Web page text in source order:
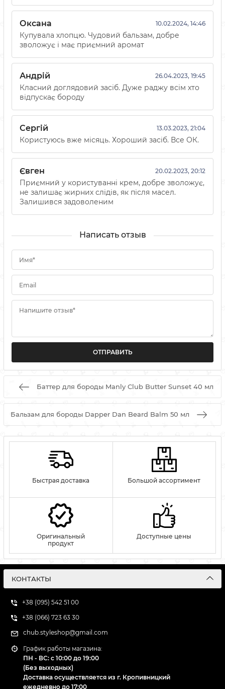
Оксана 10.02.2024, 14:46
Купувала хлопцю. Чудовий бальзам, добре
зволожує і має приємний аромат
Андрій 26.04.2023, 19:45
Класний доглядовий засіб. Дуже раджу всім хто
відпускає бороду
Сергій 13.03.2023, 21:04
Користуюсь вже місяць. Хороший засіб. Все ОК.
Євген 20.02.2023, 20:12
Приємний у користуванні крем, добре зволожує,
не залишає жирних слідів, як після масел.
Залишився задоволеним
Написать отзыв
Имя*
Email
Напишите отзыв*
Баттер для бороды Manly Club Butter Sunset 40 мл
Бальзам для бороды Dapper Dan Beard Balm 50 мл
Быстрая доставка Большой ассортимент
Оригинальный
продукт
Доступные цены
КОНТАКТЫ
+38 (095) 542 51 00
+38 (066) 723 63 30
chub.styleshop@gmail.com
График работы магазина:
ПН - ВС: с 10:00 до 19:00
(Без выходных)
Доставка осуществляется из г. Кропивницкий
ежедневно до 17:00